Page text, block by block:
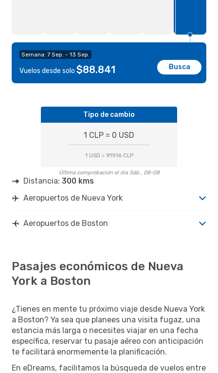
Semana: 7 Sep. - 13 Sep.
Vuelos desde solo $88.841 Busca
Tipo de cambio
1 CLP = 0 USD
1 USD = 919.16 CLP
Última comprobación el día Sáb., 08-08
Distancia: 300 kms
Aeropuertos de Nueva York
Aeropuertos de Boston
Pasajes económicos de Nueva
York a Boston
¿Tienes en mente tu próximo viaje desde Nueva York
a Boston? Ya sea que planees una visita fugaz, una
estancia más larga o necesites viajar en una fecha
específica, reservar tu pasaje aéreo con anticipación
te facilitará enormemente la planificación.
En eDreams, facilitamos la búsqueda de vuelos entre